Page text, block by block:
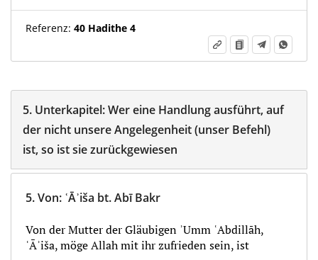
Referenz: 40 Hadithe 4
5. Unterkapitel:Wer eine Handlung ausführt, auf
der nicht unsere Angelegenheit (unser Befehl)
ist, so ist sie zurückgewiesen
5.Von: ʿĀʾiša bt. Abī Bakr
Von der Mutter der Gläubigen ʾUmm ʿAbdillāh,
ʿĀʾiša, möge Allah mit ihr zufrieden sein, ist